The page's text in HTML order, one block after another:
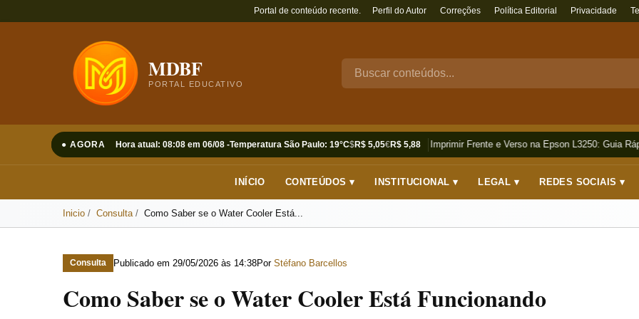
Portal de conteúdo recente. Perfil do Autor Correções Política Editorial Privacidade
MDBF
PORTAL EDUCATIVO
● AGORA Hora atual: 08:08 em 06/08 -Temperatura São Paulo: 19°C$R$ 5,05€R$ 5,88
Como Imprimir Frente e Verso na Epson L3250: Guia
INÍCIO CONTEÚDOS ▾ INSTITUCIONAL ▾ LEGAL ▾ REDES SOCIAIS ▾
Inicio Consulta Como Saber se o Water Cooler Está...
Consulta Publicado em 29/05/2026 às 14:38Por Stéfano Barcellos
Como Saber se o Water Cooler Está Funcionando